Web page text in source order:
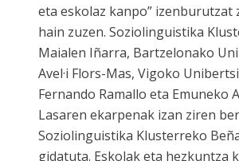
eta eskolaz kanpo” izenburutzat
hain zuzen. Soziolinguistika
Maialen Iñarra, Bartzelonako
Avel·i Flors-Mas, Vigoko
Fernando Ramallo eta Emuneko
Lasaren ekarpenak izan ziren
Soziolinguistika Klusterreko
gidatuta. Eskolak eta hezkuntza